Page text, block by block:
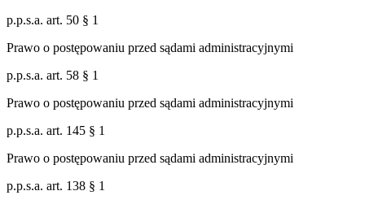
p.p.s.a. art. 50 § 1
Prawo o postępowaniu przed sądami administracyjnymi
p.p.s.a. art. 58 § 1
Prawo o postępowaniu przed sądami administracyjnymi
p.p.s.a. art. 145 § 1
Prawo o postępowaniu przed sądami administracyjnymi
p.p.s.a. art. 138 § 1